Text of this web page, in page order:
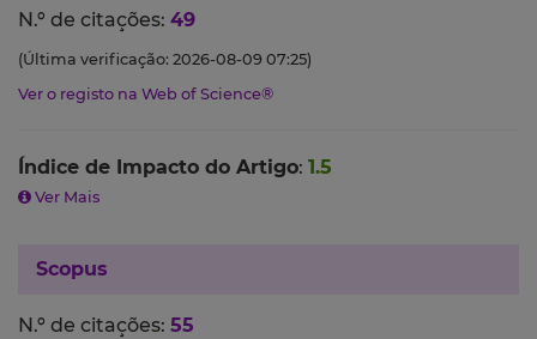
N.º de citações: 49
(Última verificação: 2026-08-09 07:25)
Ver o registo na Web of Science®
Índice de Impacto do Artigo: 1.5
Ver Mais
Scopus
N.º de citações: 55